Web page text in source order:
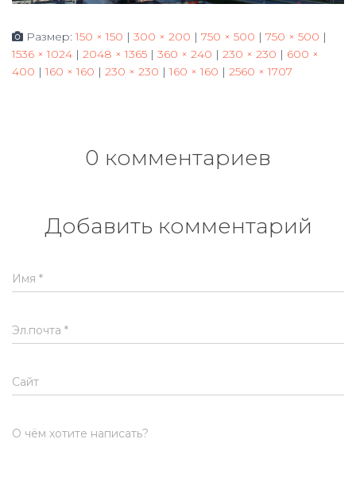
Размер:150 × 150 | 300 × 200 | 750 × 500 | 750 × 500 |
1536 × 1024 | 2048 × 1365 | 360 × 240 | 230 × 230 | 600 ×
400 | 160 × 160 | 230 × 230 | 160 × 160 | 2560 × 1707
0 комментариев
Добавить комментарий
Имя *
Эл.почта *
Сайт
О чём хотите написать?